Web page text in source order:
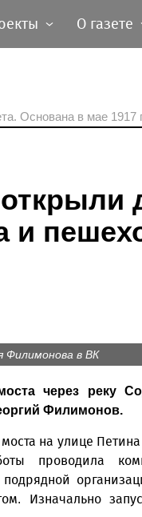
О газете
Основана в мае 1917
и
Филимонова в ВК
через реку
Филимонов.
на улице
проводила
подрядной
Изначально